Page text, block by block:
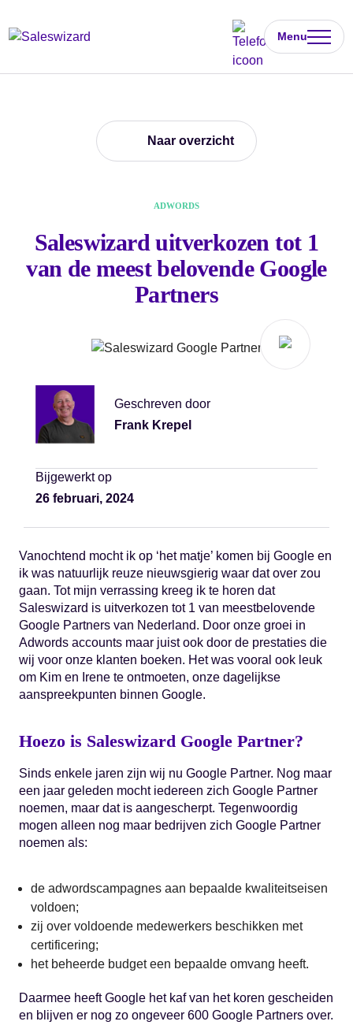
Menu
Naar overzicht
ADWORDS
Saleswizard uitverkozen tot 1
van de meest belovende Google
Partners
Geschreven door
Frank Krepel
Bijgewerkt op
26 februari, 2024
Vanochtend mocht ik op ‘het matje’ komen bij Google en
ik was natuurlijk reuze nieuwsgierig waar dat over zou
gaan. Tot mijn verrassing kreeg ik te horen dat
Saleswizard is uitverkozen tot 1 van meestbelovende
Google Partners van Nederland. Door onze groei in
Adwords accounts maar juist ook door de prestaties die
wij voor onze klanten boeken. Het was vooral ook leuk
om Kim en Irene te ontmoeten, onze dagelijkse
aanspreekpunten binnen Google.
Hoezo is Saleswizard Google Partner?
Sinds enkele jaren zijn wij nu Google Partner. Nog maar
een jaar geleden mocht iedereen zich Google Partner
noemen, maar dat is aangescherpt. Tegenwoordig
mogen alleen nog maar bedrijven zich Google Partner
noemen als:
de adwordscampagnes aan bepaalde kwaliteitseisen
voldoen;
zij over voldoende medewerkers beschikken met
certificering;
het beheerde budget een bepaalde omvang heeft.
Daarmee heeft Google het kaf van het koren gescheiden
en blijven er nog zo ongeveer 600 Google Partners over.